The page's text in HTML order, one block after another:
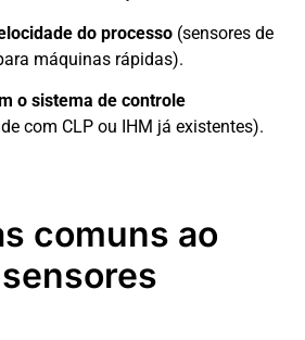
do processo (sensores de
máquinas rápidas).
o sistema de controle
com CLP ou IHM já existentes).
comuns ao